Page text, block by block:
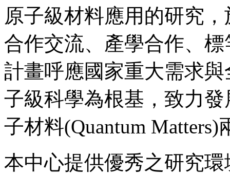
原子級材料應用的研究
合作交流、產學合作、
計畫呼應國家重大需求
子級科學為根基，致力發
子材料(Quantum
本中心提供優秀之研究